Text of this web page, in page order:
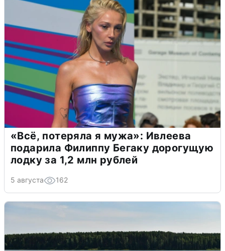
«Всё, потеряла я мужа»: Ивлеева
подарила Филиппу Бегаку дорогущую
лодку за 1,2 млн рублей
5 августа 162